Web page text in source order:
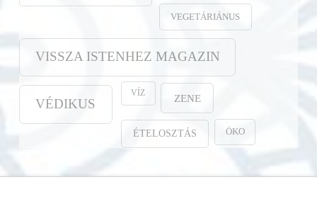
VEGETÁRIÁNUS
VISSZA ISTENHEZ MAGAZIN
VÉDIKUS
VÍZ ZENE
ÉTELOSZTÁS ÖKO